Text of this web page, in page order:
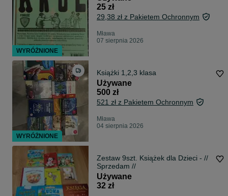
25 zł
29,38 zł z Pakietem Ochronnym
Mława
07 sierpnia 2026
Książki 1,2,3 klasa
Używane
500 zł
521 zł z Pakietem Ochronnym
Mława
04 sierpnia 2026
Zestaw 9szt. Książek dla Dzieci - //
Sprzedam //
Używane
32 zł
WYRÓŻNIONE
WYRÓŻNIONE